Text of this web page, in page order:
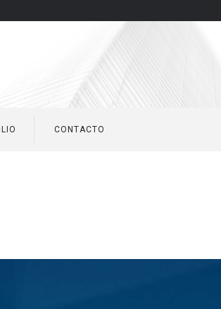
CONTACTO